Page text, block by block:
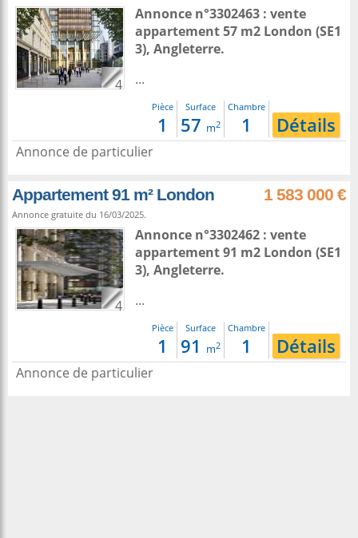
4
Annonce n°3302463 : vente
appartement 57 m2 London (SE1
3), Angleterre.
...
Pièce
1
Surface
57 m2
Chambre
1 Détails
Annonce de particulier
Appartement 91 m² London 1 583 000 €
Annonce gratuite du 16/03/2025.
4
Annonce n°3302462 : vente
appartement 91 m2 London (SE1
3), Angleterre.
...
Pièce
1
Surface
91 m2
Chambre
1 Détails
Annonce de particulier